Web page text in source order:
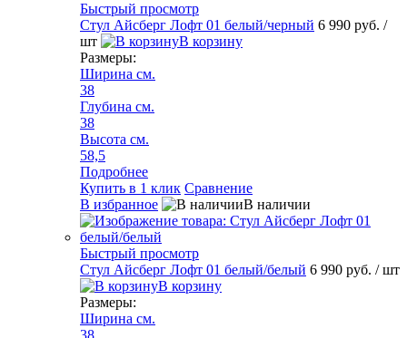
Быстрый просмотр
Стул Айсберг Лофт 01 белый/черный 6 990 руб. /
шт
В корзину
Размеры:
Ширина см.
38
Глубина см.
38
Высота см.
58,5
Подробнее
Купить в 1 клик Сравнение
В избранное
В наличии
Быстрый просмотр
Стул Айсберг Лофт 01 белый/белый 6 990 руб. / шт
В корзину
Размеры:
Ширина см.